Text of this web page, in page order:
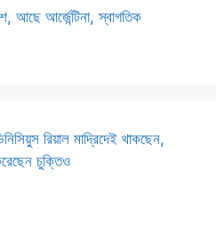
আছে আর্জেন্টিনা, স্বাগতিক
রিয়াল মাদ্রিদেই থাকছেন,
চুক্তিও